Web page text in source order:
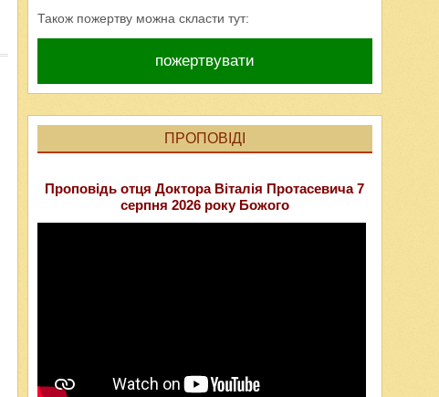
Також пожертву можна скласти тут:
пожертвувати
ПРОПОВІДІ
Проповідь отця Доктора Віталія Протасевича 7
серпня 2026 року Божого